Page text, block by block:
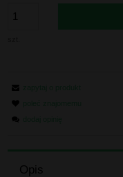
Opis